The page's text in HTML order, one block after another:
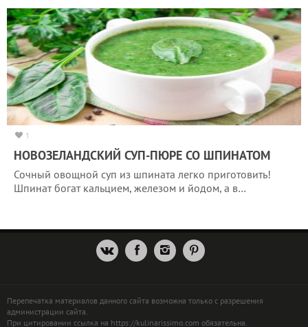
1
НОВОЗЕЛАНДСКИЙ СУП-ПЮРЕ СО ШПИНАТОМ
Сочный овощной суп из шпината легко приготовить!
Шпинат богат кальцием, железом и йодом, а в…
Перепечатка материалов данного сайта возможна только с разрешения
администрации сайта.
При цитировании ссылка на https://kulinarissimo.com обязательна.